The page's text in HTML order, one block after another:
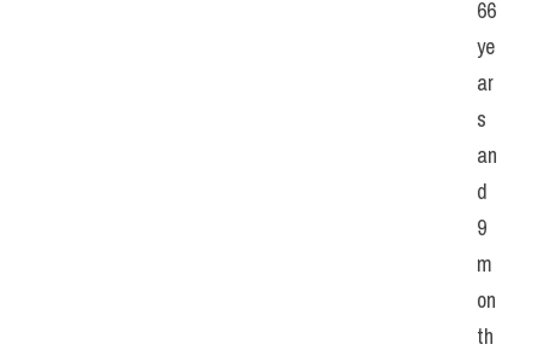
66
ye
ar
s
an
d
9
m
on
th